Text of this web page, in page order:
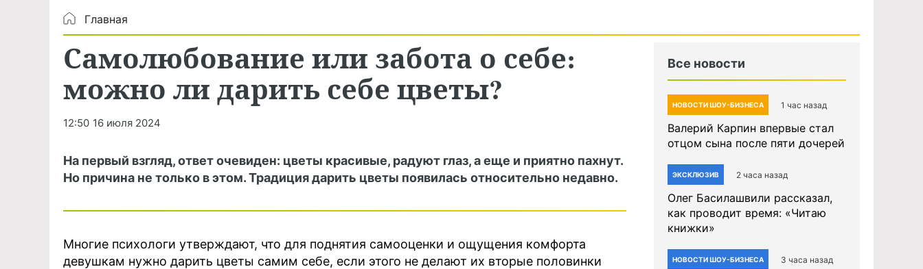
Главная
Самолюбование или забота о себе:
можно ли дарить себе цветы?
12:50 16 июля 2024
На первый взгляд, ответ очевиден: цветы красивые, радуют глаз, а еще и приятно пахнут.
Но причина не только в этом. Традиция дарить цветы появилась относительно недавно.
Многие психологи утверждают, что для поднятия самооценки и ощущения комфорта
девушкам нужно дарить цветы самим себе, если этого не делают их вторые половинки
Все новости
НОВОСТИ ШОУ-БИЗНЕСА 1 час назад
Валерий Карпин впервые стал
отцом сына после пяти дочерей
ЭКСКЛЮЗИВ 2 часа назад
Олег Басилашвили рассказал,
как проводит время: «Читаю
книжки»
НОВОСТИ ШОУ-БИЗНЕСА 3 часа назад